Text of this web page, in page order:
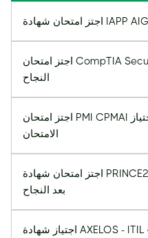
اجتز امتحان CompTIA Security+ عبر الإنترنت وادفع بعد
النجاح
اجتز امتحان PMI CPMAI عبر الإنترنت وادفع بعد اجتياز
الامتحان
اجتز امتحان شهادة PRINCE2 Foundation عبر الإنترنت وادفع
بعد النجاح